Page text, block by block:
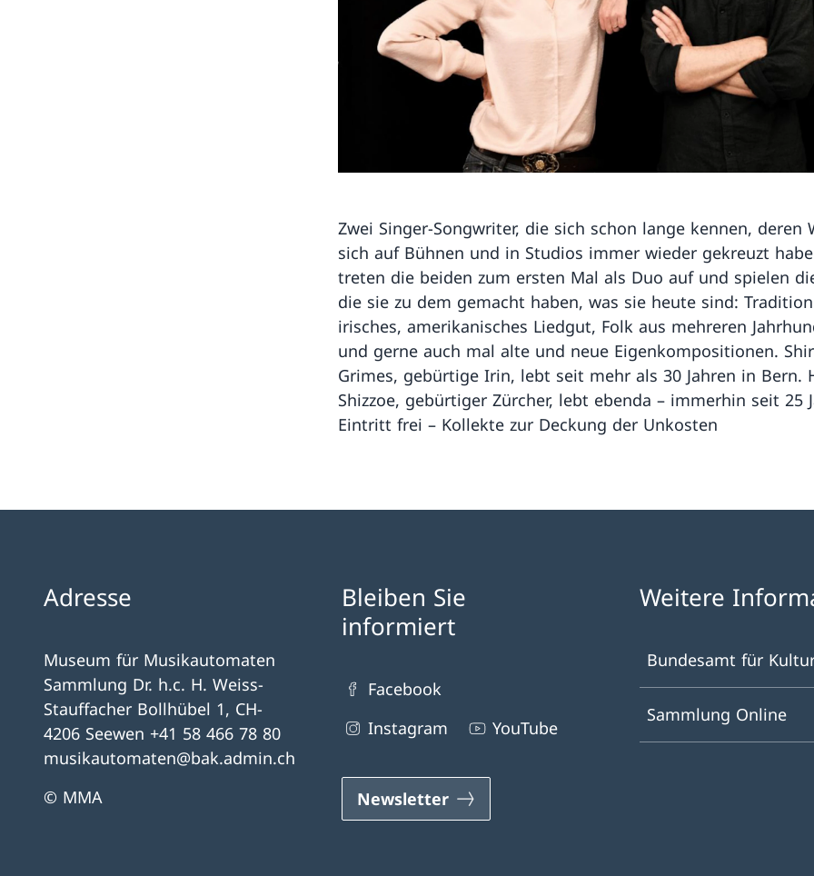
Zwei Singer-Songwriter, die sich schon lange kennen, deren
sich auf Bühnen und in Studios immer wieder gekreuzt
treten die beiden zum ersten Mal als Duo auf und spielen
die sie zu dem gemacht haben, was sie heute sind:
irisches, amerikanisches Liedgut, Folk aus mehreren
und gerne auch mal alte und neue Eigenkompositionen.
Grimes, gebürtige Irin, lebt seit mehr als 30 Jahren in Bern.
Shizzoe, gebürtiger Zürcher, lebt ebenda – immerhin seit 25
Eintritt frei – Kollekte zur Deckung der Unkosten
Adresse
Museum für Musikautomaten
Sammlung Dr. h.c. H. Weiss-
Stauffacher Bollhübel 1, CH-
4206 Seewen +41 58 466 78 80
musikautomaten@bak.admin.ch
© MMA
Bleiben Sie
informiert
Facebook
Instagram
YouTube
Newsletter
Weitere
Bundesamt für
Sammlung Online